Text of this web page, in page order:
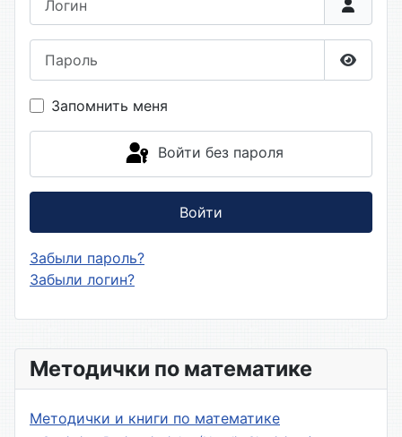
Методички по математике
Методички и книги по математике
Запомнить меня
Войти без пароля
Войти
Забыли пароль?
Забыли логин?